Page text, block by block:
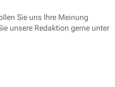
Sie uns Ihre Meinung
unsere Redaktion gerne unter